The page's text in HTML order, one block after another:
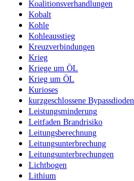
Koalitionsverhandlungen
Kobalt
Kohle
Kohleausstieg
Kreuzverbindungen
Krieg
Kriege um ÖL
Krieg um ÖL
Kurioses
kurzgeschlossene Bypassdioden
Leistungsminderung
Leitfaden Brandrisiko
Leitungsberechnung
Leitungsunterbrechung
Leitungsunterbrechungen
Lichtbogen
Lithium